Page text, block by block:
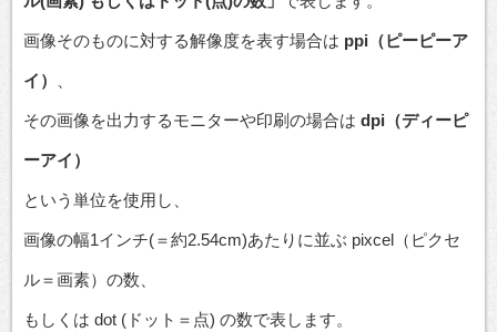
画像そのものに対する解像度を表す場合は ppi（ピーピーア
イ）
その画像を出力するモニターや印刷の場合は dpi（ディーピ
ーアイ）
という単位を使用し、
画像の幅1インチ(＝約2.54cm)あたりに並ぶ pixcel（ピクセ
ル＝画素）の数、
もしくは dot (ドット＝点) の数で表します。